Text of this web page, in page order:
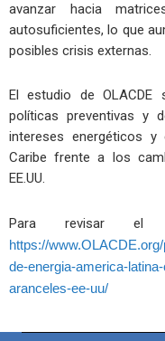
avanzar hacia
autosuficientes, lo que
posibles crisis externas.
El estudio de OLACDE
políticas preventivas y
intereses energéticos
Caribe frente a los
EE.UU.
Para revisar el
https://
de-energia-america-
aranceles-ee-uu/